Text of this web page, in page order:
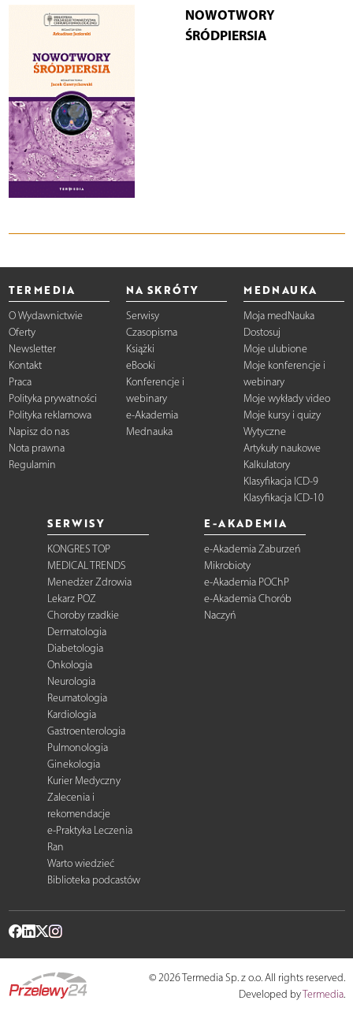
NOWOTWORY
ŚRÓDPIERSIA
TERMEDIA
O Wydawnictwie
Oferty
Newsletter
Kontakt
Praca
Polityka prywatności
Polityka reklamowa
Napisz do nas
Nota prawna
Regulamin
NA SKRÓTY
Serwisy
Czasopisma
Książki
eBooki
Konferencje i
webinary
e-Akademia
Mednauka
MEDNAUKA
Moja medNauka
Dostosuj
Moje ulubione
Moje konferencje i
webinary
Moje wykłady video
Moje kursy i quizy
Wytyczne
Artykuły naukowe
Kalkulatory
Klasyfikacja ICD-9
Klasyfikacja ICD-10
SERWISY
KONGRES TOP
MEDICAL TRENDS
Menedżer Zdrowia
Lekarz POZ
Choroby rzadkie
Dermatologia
Diabetologia
Onkologia
Neurologia
Reumatologia
Kardiologia
Gastroenterologia
Pulmonologia
Ginekologia
Kurier Medyczny
Zalecenia i
rekomendacje
e-Praktyka Leczenia
Ran
Warto wiedzieć
Biblioteka podcastów
E-AKADEMIA
e-Akademia Zaburzeń
Mikrobioty
e-Akademia POChP
e-Akademia Chorób
Naczyń
© 2026 Termedia Sp. z o.o. All rights reserved.
Developed byTermedia.